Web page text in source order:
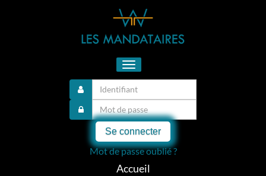
Toggle
navigation
Se connecter
Mot de passe oublié ?
Accueil